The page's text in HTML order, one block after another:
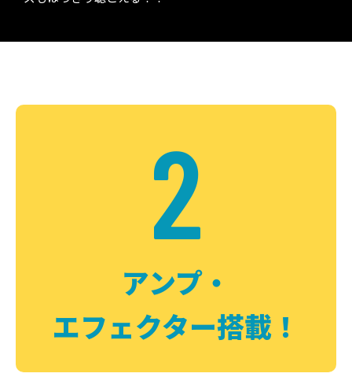
2
アンプ・
エフェクター搭載！